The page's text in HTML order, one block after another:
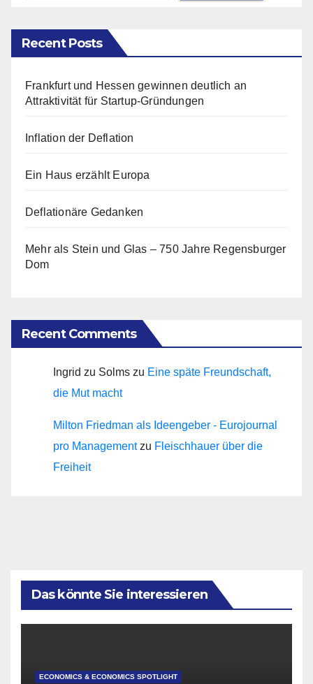
Recent Posts
Frankfurt und Hessen gewinnen deutlich an
Attraktivität für Startup-Gründungen
Inflation der Deflation
Ein Haus erzählt Europa
Deflationäre Gedanken
Mehr als Stein und Glas – 750 Jahre Regensburger
Dom
Recent Comments
Ingrid zu Solms zu Eine späte Freundschaft,
die Mut macht
Milton Friedman als Ideengeber - Eurojournal
pro Managementzu Fleischhauer über die
Freiheit
Das könnte Sie interessieren
ECONOMICS & ECONOMICS SPOTLIGHT